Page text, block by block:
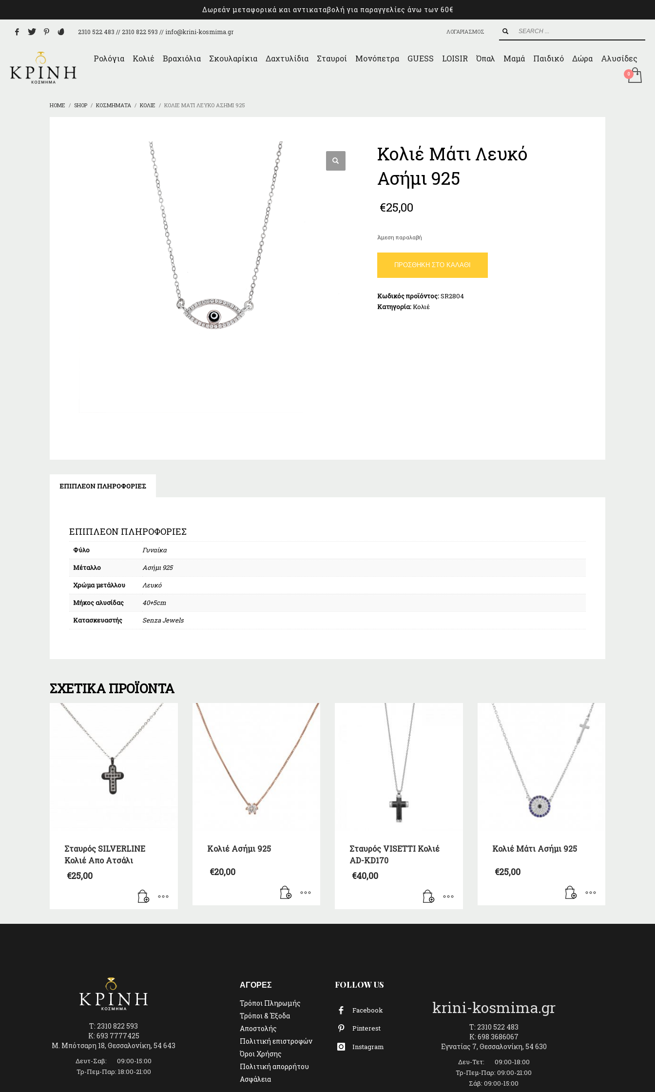
Δωρεάν μεταφορικά και αντικαταβολή για παραγγελίες άνω των 60€
2310 522 483 // 2310 822 593 // info@krini-kosmima.gr ΛΟΓΑΡΙΑΣΜΟΣ
Ρολόγια Κολιέ Βραχιόλια Σκουλαρίκια Δαχτυλίδια Σταυροί Μονόπετρα GUESS LOISIR Όπαλ Μαμά Παιδικό Δώρα Αλυσίδες
HOME SHOP ΚΟΣΜΉΜΑΤΑ ΚΟΛΙΈ ΚΟΛΙΈ ΜΆΤΙ ΛΕΥΚΌ ΑΣΉΜΙ 925
Κολιέ Μάτι Λευκό
Ασήμι 925
€25,00
Άμεση παραλαβή
Λευκό
925
ποσότητα
ΠΡΟΣΘΉΚΗ ΣΤΟ ΚΑΛΆΘΙ
Κωδικός προϊόντος:SR2804
Κατηγορία:Κολιέ
ΕΠΙΠΛΈΟΝ ΠΛΗΡΟΦΟΡΊΕΣ
ΕΠΙΠΛΈΟΝ ΠΛΗΡΟΦΟΡΊΕΣ
Φύλο
Γυναίκα
Μέταλλο
Ασήμι 925
Χρώμα μετάλλου
Λευκό
Μήκος αλυσίδας
40+5cm
Κατασκευαστής
Senza Jewels
ΣΧΕΤΙΚΆ ΠΡΟΪΌΝΤΑ
Σταυρός SILVERLINE
Κολιέ Απο Ατσάλι
€25,00
Kολιέ Ασήμι 925
€20,00
Σταυρός VISETTI Κολιέ
AD-KD170
€40,00
Κολιέ Μάτι Ασήμι 925
€25,00
T: 2310 822 593
K: 693 7777425
Μ. Μπότσαρη 18, Θεσσαλονίκη, 54 643
Δευτ-Σαβ: 09:00-15:00
Τρ-Πεμ-Παρ: 18:00-21:00
ΑΓΟΡΕΣ
Τρόποι Πληρωμής
Τρόποι & Έξοδα
Αποστολής
Πολιτική επιστροφών
Όροι Χρήσης
Πολιτική απορρήτου
Ασφάλεια
FOLLOW US
Facebook
Pinterest
Instagram
krini-kosmima.gr
T: 2310 522 483
K: 698 3686067
Εγνατίας 7, Θεσσαλονίκη, 54 630
Δευ-Τετ: 09:00-18:00
Τρ-Πεμ-Παρ: 09:00-21:00
Σάβ: 09:00-15:00